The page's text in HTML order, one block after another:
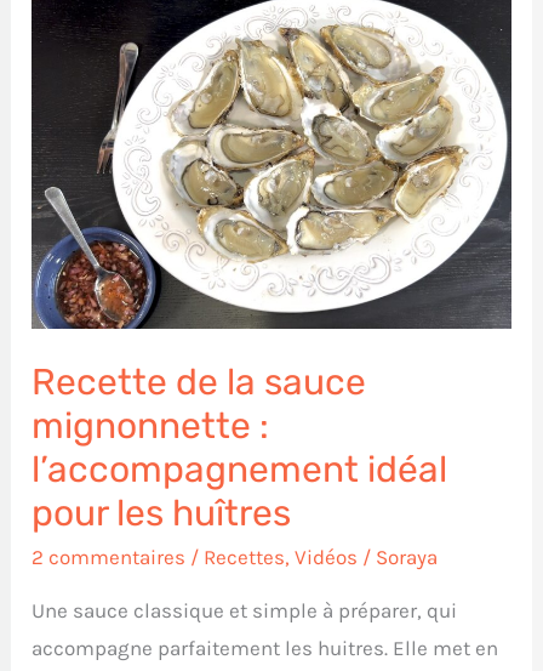
Recette de la sauce
mignonnette :
l’accompagnement idéal
pour les huîtres
2 commentaires / Recettes,Vidéos / Soraya
Une sauce classique et simple à préparer, qui
accompagne parfaitement les huitres. Elle met en
Recette
sauce
mignonnette
:
l’accompagnement
idéal
pour
huîtres